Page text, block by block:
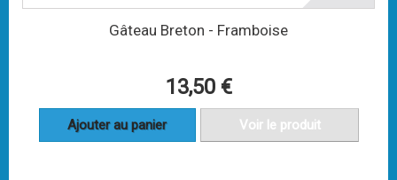
Gâteau Breton - Framboise
13,50 €
Ajouter au panier Voir le produit